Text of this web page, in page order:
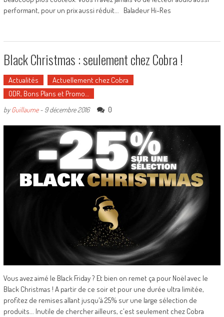
performant, pour un prix aussi réduit... Baladeur Hi-Res
Black Christmas : seulement chez Cobra !
Actualités
Actuellement chez Cobra
ODR, Bons Plans et Promo…
byGuillaume- 9 décembre 2016 0
Vous avez aimé le Black Friday ? Et bien on remet ça pour Noël avec le
Black Christmas ! A partir de ce soir et pour une durée ultra limitée,
profitez de remises allant jusqu'à 25% sur une large sélection de
produits... Inutile de chercher ailleurs, c'est seulement chez Cobra